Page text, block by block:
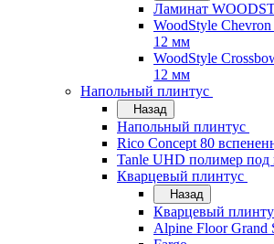
Ламинат
WoodStyle Chevron
12 мм
WoodStyle
12 мм
Напольный плинтус
Назад
Напольный плинтус
Rico Concept 80
Tanle UHD полимер под
Кварцевый плинтус
Назад
Кварцевый
Alpine Floor Grand